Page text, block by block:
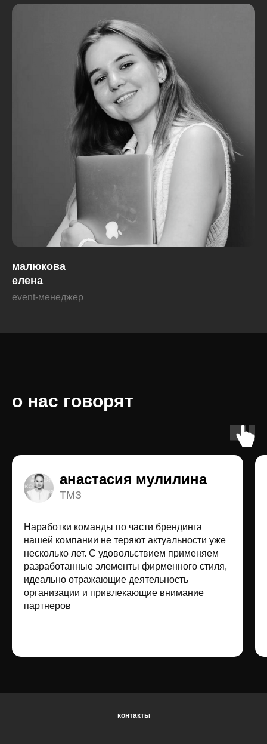
малюкова
елена
event-менеджер
о нас говорят
анастасия мулилина
ТМЗ
Наработки команды по части брендинга
нашей компании не теряют актуальности уже
несколько лет. С удовольствием применяем
разработанные элементы фирменного стиля,
идеально отражающие деятельность
организации и привлекающие внимание
партнеров
контакты